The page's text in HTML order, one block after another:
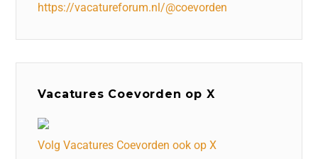
https://vacatureforum.nl/@coevorden
Vacatures Coevorden op X
Volg Vacatures Coevorden ook op X